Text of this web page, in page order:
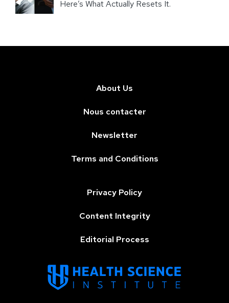
Here’s What Actually Resets It.
About Us
Nous contacter
Newsletter
Terms and Conditions
Privacy Policy
Content Integrity
Editorial Process